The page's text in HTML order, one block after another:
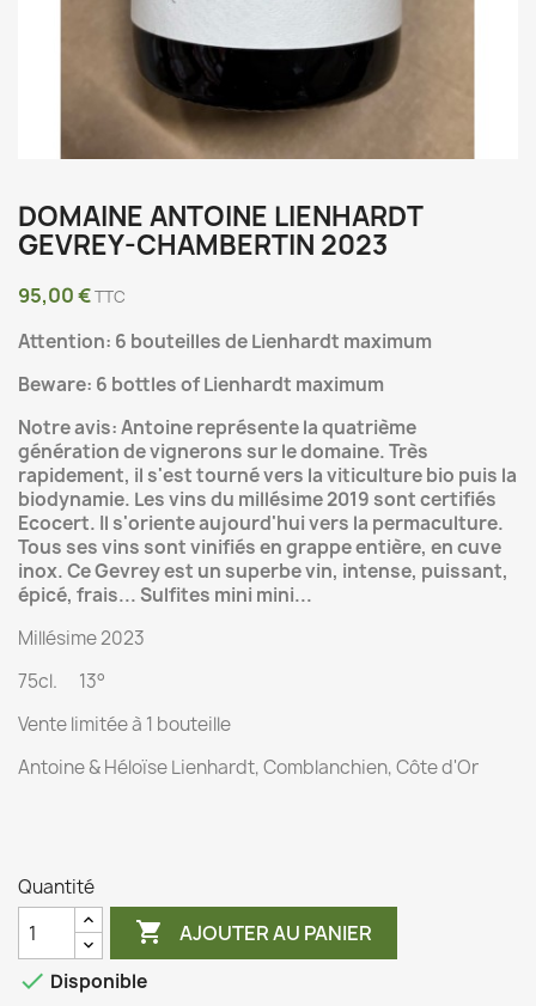
DOMAINE ANTOINE LIENHARDT
GEVREY-CHAMBERTIN 2023
95,00 €TTC
Attention: 6 bouteilles de Lienhardt maximum
Beware: 6 bottles of Lienhardt maximum
Notre avis: Antoine représente la quatrième
génération de vignerons sur le domaine. Très
rapidement, il s'est tourné vers la viticulture bio puis la
biodynamie. Les vins du millésime 2019 sont certifiés
Ecocert. Il s'oriente aujourd'hui vers la permaculture.
Tous ses vins sont vinifiés en grappe entière, en cuve
inox. Ce Gevrey est un superbe vin, intense, puissant,
épicé, frais... Sulfites mini mini...
Millésime 2023
75cl. 13°
Vente limitée à 1 bouteille
Antoine & Héloïse Lienhardt, Comblanchien, Côte d'Or
Quantité
 AJOUTER AU PANIER
 Disponible